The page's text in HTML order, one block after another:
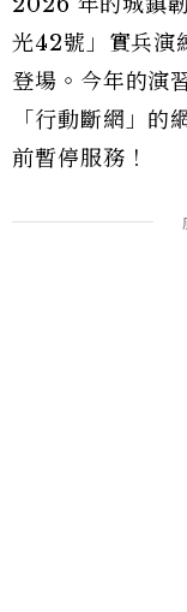
光42號」實兵演
登場。今年的演
「行動斷網」
前暫停服務！